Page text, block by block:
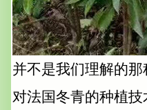
并不是我们理解的
对法国冬青的种植